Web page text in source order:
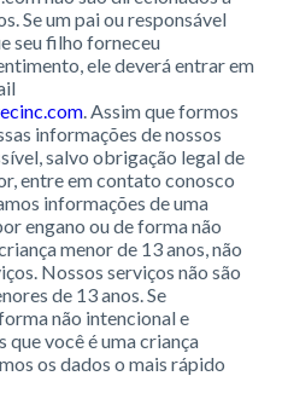
Se um pai ou responsável
seu filho forneceu
ele deverá entrar em
. Assim que formos
informações de nossos
salvo obrigação legal de
entre em contato conosco
informações de uma
engano ou de forma não
menor de 13 anos, não
Nossos serviços não são
de 13 anos. Se
não intencional e
você é uma criança
os dados o mais rápido